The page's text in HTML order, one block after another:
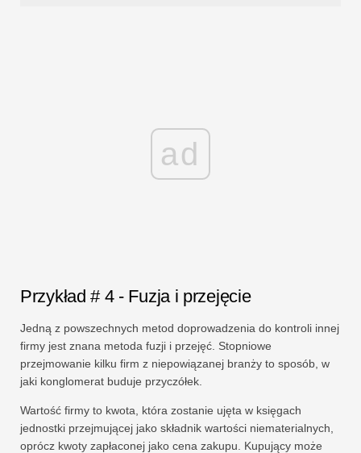
ad
Przykład # 4 - Fuzja i przejęcie
Jedną z powszechnych metod doprowadzenia do kontroli innej
firmy jest znana metoda fuzji i przejęć. Stopniowe
przejmowanie kilku firm z niepowiązanej branży to sposób, w
jaki konglomerat buduje przyczółek.
Wartość firmy to kwota, która zostanie ujęta w księgach
jednostki przejmującej jako składnik wartości niematerialnych,
oprócz kwoty zapłaconej jako cena zakupu. Kupujący może